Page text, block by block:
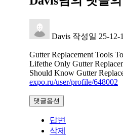
Davis 작성일 25-12-
Gutter Replacement Tools
Lifethe Only Gutter
Should Know Gutter
expo.ru/user/profile/648002
댓글옵션
답변
삭제